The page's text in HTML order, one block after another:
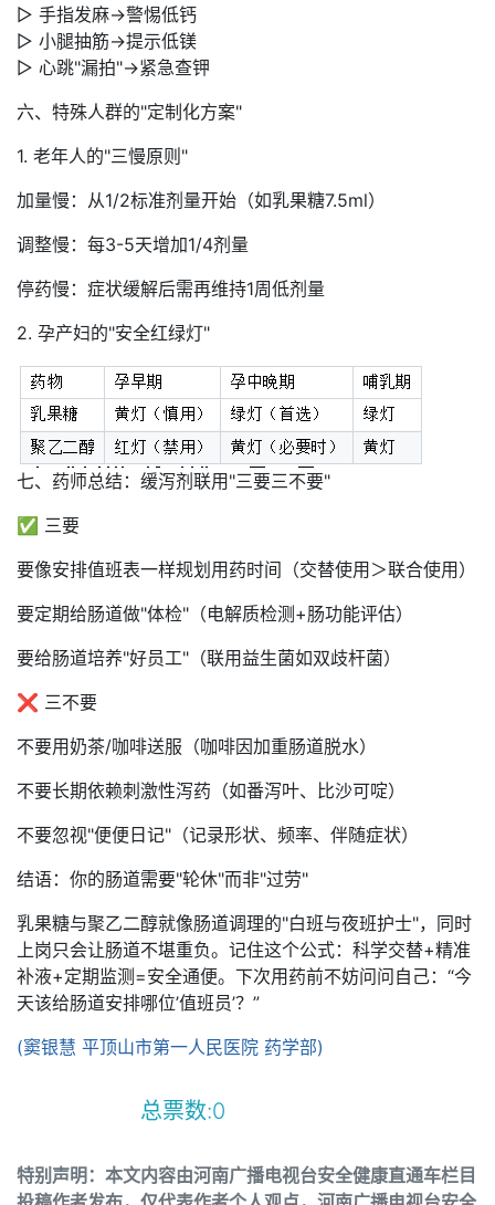
▷ 手指发麻→警惕低钙
▷ 小腿抽筋→提示低镁
▷ 心跳"漏拍"→紧急查钾
六、特殊人群的"定制化方案"
1. 老年人的"三慢原则"
加量慢：从1/2标准剂量开始（如乳果糖7.5ml）
调整慢：每3-5天增加1/4剂量
停药慢：症状缓解后需再维持1周低剂量
2. 孕产妇的"安全红绿灯"
七、药师总结：缓泻剂联用"三要三不要"
✅ 三要
要像安排值班表一样规划用药时间（交替使用＞联合使用）
要定期给肠道做"体检"（电解质检测+肠功能评估）
要给肠道培养"好员工"（联用益生菌如双歧杆菌）
❌ 三不要
不要用奶茶/咖啡送服（咖啡因加重肠道脱水）
不要长期依赖刺激性泻药（如番泻叶、比沙可啶）
不要忽视"便便日记"（记录形状、频率、伴随症状）
结语：你的肠道需要"轮休"而非"过劳"
乳果糖与聚乙二醇就像肠道调理的"白班与夜班护士"，同时
上岗只会让肠道不堪重负。记住这个公式：科学交替+精准
补液+定期监测=安全通便。下次用药前不妨问问自己：“今
天该给肠道安排哪位’值班员’？”
(窦银慧 平顶山市第一人民医院 药学部)
总票数:0
特别声明：本文内容由河南广播电视台安全健康直通车栏目